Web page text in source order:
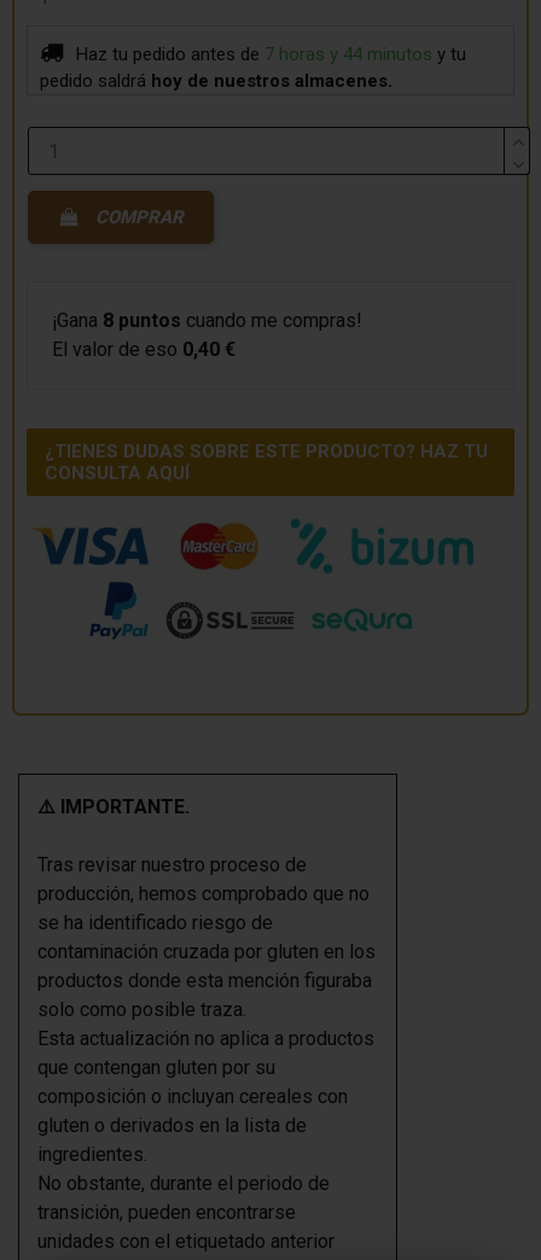
Haz tu pedido antes de 7 horas y 44 minutos y tu
pedido saldrá hoy de nuestros almacenes.
COMPRAR
¡Gana 8 puntos cuando me compras!
El valor de eso 0,40 €
¿TIENES DUDAS SOBRE ESTE PRODUCTO? HAZ TU
CONSULTA AQUÍ
⚠️ IMPORTANTE.
Tras revisar nuestro proceso de
producción, hemos comprobado que no
se ha identificado riesgo de
contaminación cruzada por gluten en los
productos donde esta mención figuraba
solo como posible traza.
Esta actualización no aplica a productos
que contengan gluten por su
composición o incluyan cereales con
gluten o derivados en la lista de
ingredientes.
No obstante, durante el periodo de
transición, pueden encontrarse
unidades con el etiquetado anterior